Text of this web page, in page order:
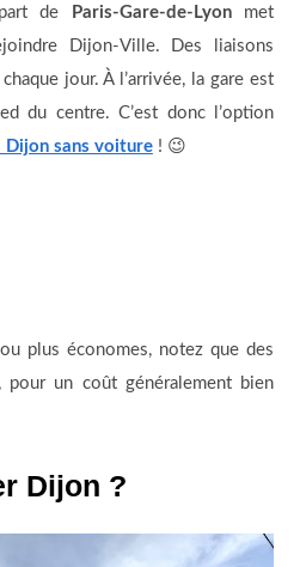
de Paris-Gare-de-Lyonmet
Dijon-Ville. Des liaisons
jour. À l’arrivée, la gare est
du centre. C’est donc l’option
Dijon sans voiture! 😉
plus économes, notez que des
pour un coût généralement bien
Dijon ?